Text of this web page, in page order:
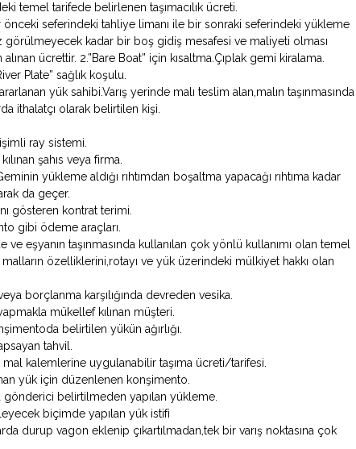
temel tarifede belirlenen taşımacılık ücreti.
önceki seferindeki tahliye limanı ile bir sonraki seferindeki yükleme
görülmeyecek kadar bir boş gidiş mesafesi ve maliyeti olması
ücrettir. 2.”Bare Boat” için kısaltma.Çıplak gemi kiralama.
Plate” sağlık koşulu.
yük sahibi.Varış yerinde malı teslim alan,malın taşınmasında
ithalatçı olarak belirtilen kişi.
ray sistemi.
şahıs veya firma.
yükleme aldığı rıhtımdan boşaltma yapacağı rıhtıma kadar
da geçer.
gösteren kontrat terimi.
gibi ödeme araçları.
eşyanın taşınmasında kullanılan çok yönlü kullanımı olan temel
özelliklerini,rotayı ve yük üzerindeki mülkiyet hakkı olan
borçlanma karşılığında devreden vesika.
mükellef kılınan müşteri.
belirtilen yükün ağırlığı.
tahvil.
kalemlerine uygulanabilir taşıma ücreti/tarifesi.
yük için düzenlenen konşimento.
gönderici belirtilmeden yapılan yükleme.
biçimde yapılan yük istifi
durup vagon eklenip çıkartılmadan,tek bir varış noktasına çok